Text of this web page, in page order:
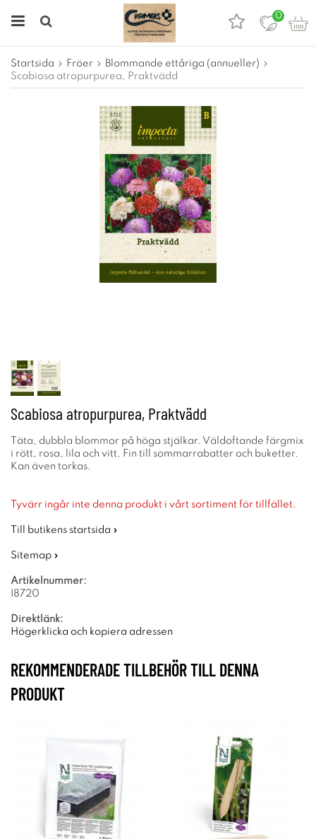
0
Startsida Fröer
Blommande ettåriga (annueller)
Scabiosa atropurpurea, Praktvädd
Scabiosa atropurpurea, Praktvädd
Täta, dubbla blommor på höga stjälkar. Väldoftande färgmix
i rött, rosa, lila och vitt. Fin till sommarrabatter och buketter.
Kan även torkas.
Tyvärr ingår inte denna produkt i vårt sortiment för tillfället.
Till butikens startsida »
Sitemap »
Artikelnummer:
I8720
Direktlänk:
Högerklicka och kopiera adressen
REKOMMENDERADE TILLBEHÖR TILL DENNA
PRODUKT